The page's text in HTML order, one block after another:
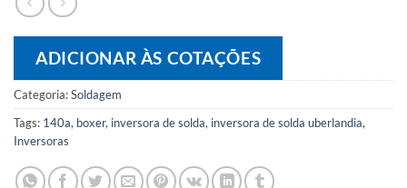
ADICIONAR ÀS COTAÇÕES
Categoria:Soldagem
Tags: 140a, boxer, inversora de solda, inversora de solda uberlandia,
Inversoras